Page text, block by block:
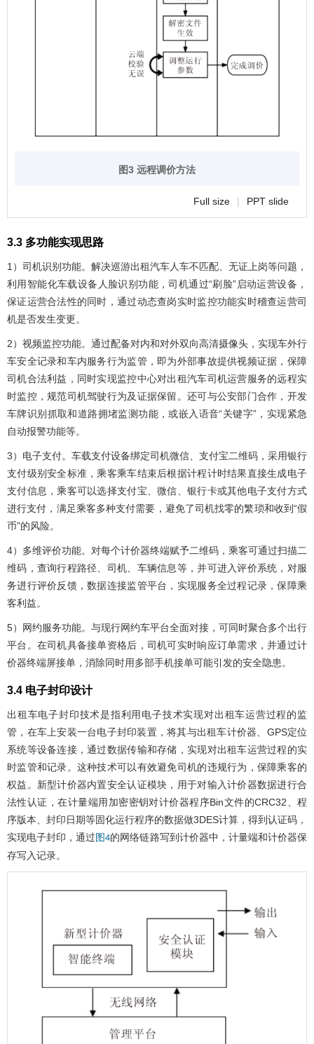
图3 远程调价方法
Full size | PPT slide
3.3 多功能实现思路
1）司机识别功能。解决巡游出租汽车人车不匹配、无证上岗等问题，
利用智能化车载设备人脸识别功能，司机通过“刷脸”启动运营设备，
保证运营合法性的同时，通过动态查岗实时监控功能实时稽查运营司
机是否发生变更。
2）视频监控功能。通过配备对内和对外双向高清摄像头，实现车外行
车安全记录和车内服务行为监管，即为外部事故提供视频证据，保障
司机合法利益，同时实现监控中心对出租汽车司机运营服务的远程实
时监控，规范司机驾驶行为及证据保留。还可与公安部门合作，开发
车牌识别抓取和道路拥堵监测功能，或嵌入语音“关键字”，实现紧急
自动报警功能等。
3）电子支付。车载支付设备绑定司机微信、支付宝二维码，采用银行
支付级别安全标准，乘客乘车结束后根据计程计时结果直接生成电子
支付信息，乘客可以选择支付宝、微信、银行卡或其他电子支付方式
进行支付，满足乘客多种支付需要，避免了司机找零的繁琐和收到“假
币”的风险。
4）多维评价功能。对每个计价器终端赋予二维码，乘客可通过扫描二
维码，查询行程路径、司机、车辆信息等，并可进入评价系统，对服
务进行评价反馈，数据连接监管平台，实现服务全过程记录，保障乘
客利益。
5）网约服务功能。与现行网约车平台全面对接，可同时聚合多个出行
平台。在司机具备接单资格后，司机可实时响应订单需求，并通过计
价器终端屏接单，消除同时用多部手机接单可能引发的安全隐患。
3.4 电子封印设计
出租车电子封印技术是指利用电子技术实现对出租车运营过程的监
管，在车上安装一台电子封印装置，将其与出租车计价器、GPS定位
系统等设备连接，通过数据传输和存储，实现对出租车运营过程的实
时监管和记录。这种技术可以有效避免司机的违规行为，保障乘客的
权益。新型计价器内置安全认证模块，用于对输入计价器数据进行合
法性认证，在计量端用加密密钥对计价器程序Bin文件的CRC32、程
序版本、封印日期等固化运行程序的数据做3DES计算，得到认证码，
实现电子封印，通过 图4的网络链路写到计价器中，计量端和计价器保
存写入记录。